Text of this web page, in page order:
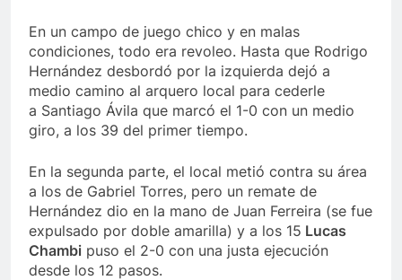
En un campo de juego chico y en malas
condiciones, todo era revoleo. Hasta que Rodrigo
Hernández desbordó por la izquierda dejó a
medio camino al arquero local para cederle
a Santiago Ávila que marcó el 1-0 con un medio
giro, a los 39 del primer tiempo.
En la segunda parte, el local metió contra su área
a los de Gabriel Torres, pero un remate de
Hernández dio en la mano de Juan Ferreira (se fue
expulsado por doble amarilla) y a los 15 Lucas
Chambi puso el 2-0 con una justa ejecución
desde los 12 pasos.